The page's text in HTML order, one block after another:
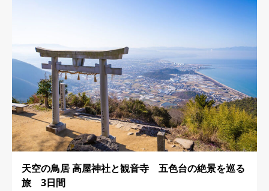
天空の鳥居 高屋神社と観音寺 五色台の絶景を巡る
旅 3日間